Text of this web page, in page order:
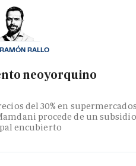
neoyorquino
del 30% en
procede de un subsidio
encubierto
RALLO